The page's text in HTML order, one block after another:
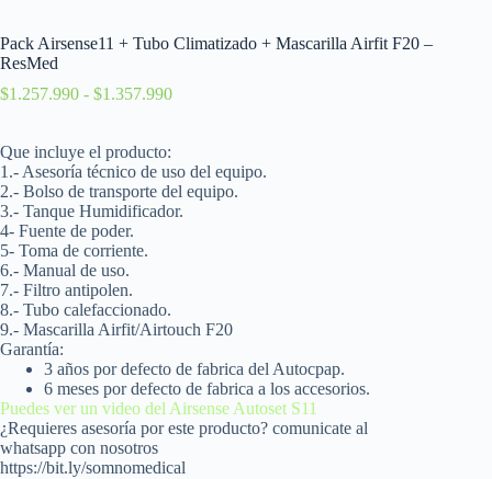
Pack Airsense11 + Tubo Climatizado + Mascarilla Airfit F20 –
ResMed
$1.257.990 - $1.357.990
Que incluye el producto:
1.- Asesoría técnico de uso del equipo.
2.- Bolso de transporte del equipo.
3.- Tanque Humidificador.
4- Fuente de poder.
5- Toma de corriente.
6.- Manual de uso.
7.- Filtro antipolen.
8.- Tubo calefaccionado.
9.- Mascarilla Airfit/Airtouch F20
Garantía:
3 años por defecto de fabrica del Autocpap.
6 meses por defecto de fabrica a los accesorios.
Puedes ver un video del Airsense Autoset S11
¿Requieres asesoría por este producto? comunicate al
whatsapp con nosotros
https://bit.ly/somnomedical